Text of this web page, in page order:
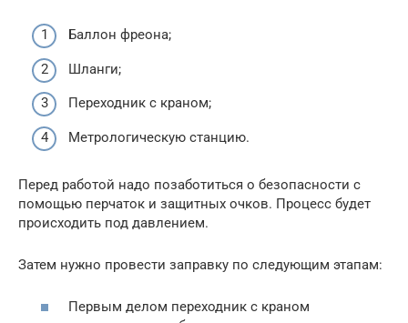
Баллон фреона;
Шланги;
Переходник с краном;
Метрологическую станцию.
Перед работой надо позаботиться о безопасности с
помощью перчаток и защитных очков. Процесс будет
происходить под давлением.
Затем нужно провести заправку по следующим этапам:
Первым делом переходник с краном